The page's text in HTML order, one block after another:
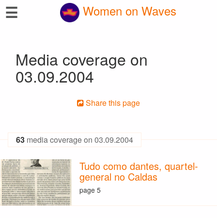
☰ Women on Waves
Media coverage on
03.09.2004
Share this page
63 media coverage on 03.09.2004
Tudo como dantes, quartel-
general no Caldas
page 5